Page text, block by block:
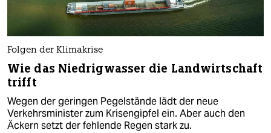
Folgen der Klimakrise
Wie das Niedrigwasser die Landwirtschaft
trifft
Wegen der geringen Pegelstände lädt der neue
Verkehrsminister zum Krisengipfel ein. Aber auch den
Äckern setzt der fehlende Regen stark zu.